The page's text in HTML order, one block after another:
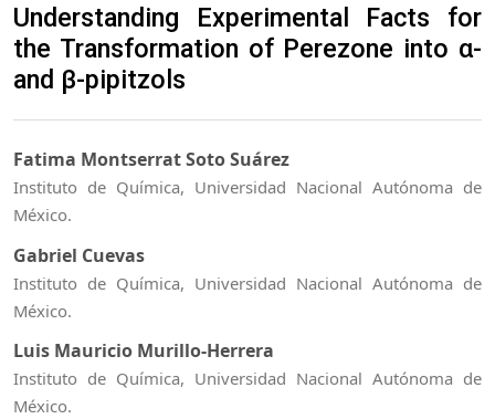
Understanding Experimental Facts for
the Transformation of Perezone into α-
and β-pipitzols
Fatima Montserrat Soto Suárez
Instituto de Química, Universidad Nacional Autónoma de
México.
Gabriel Cuevas
Instituto de Química, Universidad Nacional Autónoma de
México.
Luis Mauricio Murillo-Herrera
Instituto de Química, Universidad Nacional Autónoma de
México.